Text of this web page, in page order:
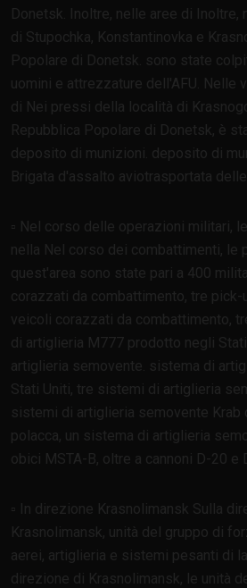
Donetsk. Inoltre, nelle aree di Inoltre,
di Stupochka, Konstantinovka e
Popolare di Donetsk. sono state
uomini e attrezzature dell'AFU. Nelle
di Nei pressi della località di
Repubblica Popolare di Donetsk, è
deposito di munizioni. deposito di
Brigata d'assalto aviotrasportata
▫️ Nel corso delle operazioni militari,
nella Nel corso dei combattimenti, le
quest'area sono state pari a 400
corazzati da combattimento, tre pick-
veicoli corazzati da combattimento,
di artiglieria M777 prodotto negli
artiglieria semovente. sistema di
Stati Uniti, tre sistemi di artiglieria
sistemi di artiglieria semovente Krab
polacca, un sistema di artiglieria
obici MSTA-B, oltre a cannoni D-20 e
▫️ In direzione Krasnolimansk Sulla
Krasnolimansk, unità del gruppo di
aerei, artiglieria e sistemi pesanti di
direzione di Krasnolimansk, le unità